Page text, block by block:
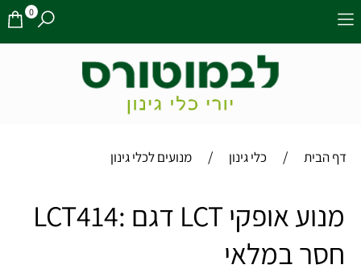
0
דף הבית / כלי גינון / מנועים לכלי גינון
מנוע אופקי LCT דגם :LCT414
חסר במלאי